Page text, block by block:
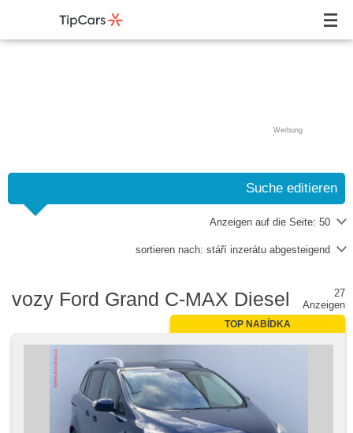
Werbung
Suche editieren
Anzeigen auf die Seite: 50
sortieren nach: stáří inzerátu abgesteigend
vozy Ford Grand C-MAX Diesel
27
Anzeigen
TOP NABÍDKA